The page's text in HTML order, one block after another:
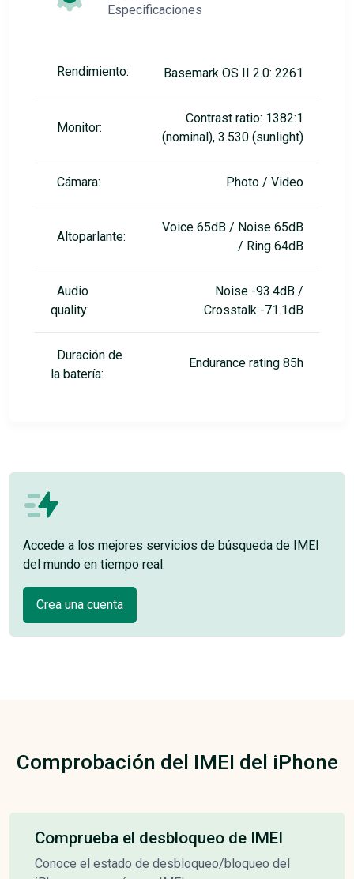
Especificaciones
Rendimiento: Basemark OS II 2.0: 2261
Monitor:
Contrast ratio: 1382:1
(nominal), 3.530 (sunlight)
Cámara: Photo / Video
Altoparlante:
Voice 65dB / Noise 65dB
/ Ring 64dB
Audio
quality:
Noise -93.4dB /
Crosstalk -71.1dB
Duración de
la batería:
Endurance rating 85h
Accede a los mejores servicios de búsqueda de IMEI
del mundo en tiempo real.
Crea una cuenta
Comprobación del IMEI del iPhone
Comprueba el desbloqueo de IMEI
Conoce el estado de desbloqueo/bloqueo del